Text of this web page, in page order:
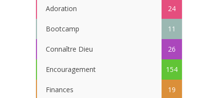
Adoration 24
Bootcamp 11
Connaître Dieu 26
Encouragement 154
Finances 19